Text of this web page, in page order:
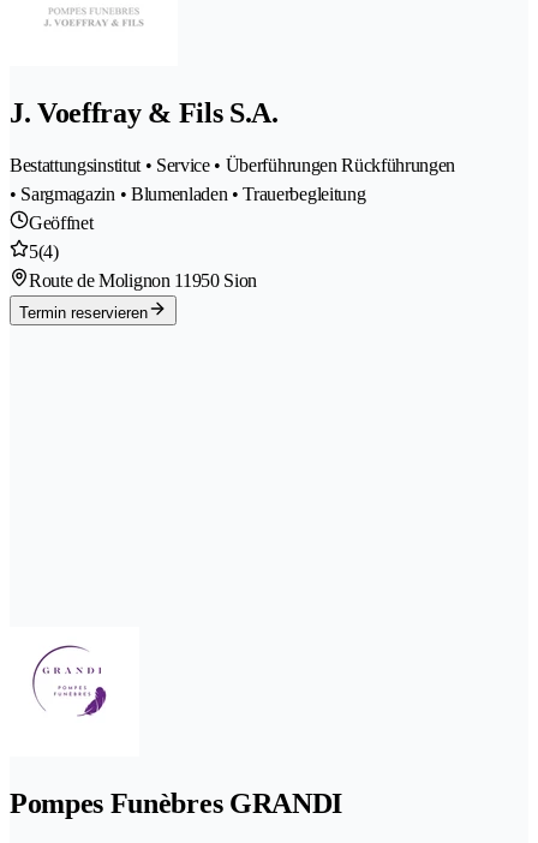
J. Voeffray & Fils S.A.
Bestattungsinstitut • Service • Überführungen Rückführungen
• Sargmagazin • Blumenladen • Trauerbegleitung
Geöffnet
5(4)
Route de Molignon 11950 Sion
Termin reservieren
Pompes Funèbres GRANDI